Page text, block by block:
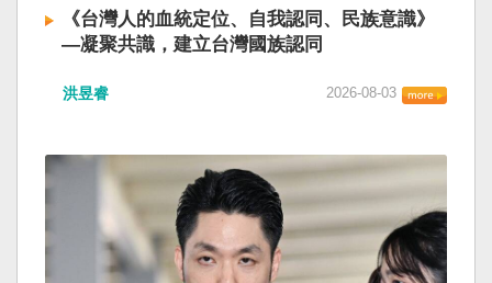
《台灣人的血統定位、自我認同、民族意識》
—凝聚共識，建立台灣國族認同
洪昱睿 2026-08-03